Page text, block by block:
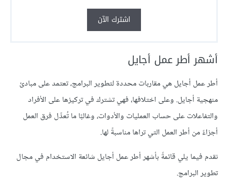
اشترك الآن
أشهر أطر عمل أجايل
أطر عمل أجايل هي مقاربات محددة لتطوير البرامج، تعتمد على مبادئ
منهجية أجايل. وعلى اختلافها، فهي تشترك في تركيزها على الأفراد
والتفاعلات على حساب العمليات والأدوات، وغالبًا ما تُعدِّل فرق العمل
أجزاءً من أطر العمل التي تراها مناسبةً لها.
نقدم فيما يلي قائمةً بأشهر أطر عمل أجايل شائعة الاستخدام في مجال
تطوير البرامج.